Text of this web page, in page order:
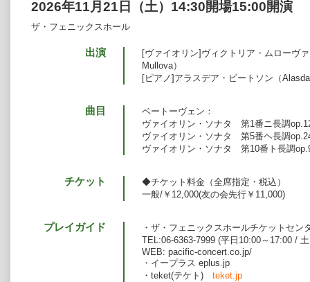
2026年11月21日（土）14:30開場15:00開演
ザ・フェニックスホール
出演
[ヴァイオリン]ヴィクトリア・ムローヴ
Mullova）
[ピアノ]アラスデア・ビートソン（
曲目
ベートーヴェン：
ヴァイオリン・ソナタ 第1番ニ長調
ヴァイオリン・ソナタ 第5番ヘ長調
ヴァイオリン・ソナタ 第10番ト長調
チケット
◆チケット料金（全席指定・税込）
一般/￥12,000(友の会先行￥11,000)
プレイガイド
・ザ・フェニックスホールチケットセン
TEL:06-6363-7999 (平日10:00～17:00 /
WEB: pacific-concert.co.jp/
・イープラス eplus.jp
・teket(テケト) teket.jp